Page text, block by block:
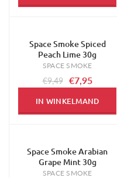
-16%Space Smoke Spiced
Peach Lime 30g
SPACE SMOKE
€9,49 €7,95
IN WINKELMAND
-16%
Space Smoke Arabian
Grape Mint 30g
SPACE SMOKE